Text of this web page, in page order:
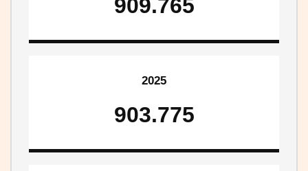
909.765
2025
903.775